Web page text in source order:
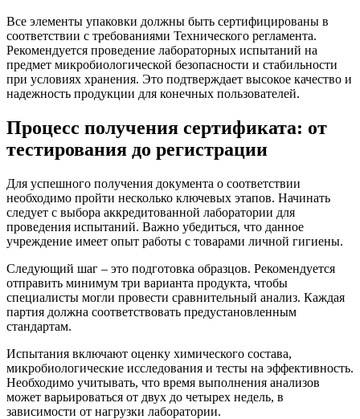
Все элементы упаковки должны быть сертифицированы в
соответствии с требованиями Технического регламента.
Рекомендуется проведение лабораторных испытаний на
предмет микробиологической безопасности и стабильности
при условиях хранения. Это подтверждает высокое качество и
надежность продукции для конечных пользователей.
Процесс получения сертификата: от
тестирования до регистрации
Для успешного получения документа о соответствии
необходимо пройти несколько ключевых этапов. Начинать
следует с выбора аккредитованной лаборатории для
проведения испытаний. Важно убедиться, что данное
учреждение имеет опыт работы с товарами личной гигиены.
Следующий шаг – это подготовка образцов. Рекомендуется
отправить минимум три варианта продукта, чтобы
специалисты могли провести сравнительный анализ. Каждая
партия должна соответствовать предустановленным
стандартам.
Испытания включают оценку химического состава,
микробиологические исследования и тесты на эффективность.
Необходимо учитывать, что время выполнения анализов
может варьироваться от двух до четырех недель, в
зависимости от нагрузки лаборатории.